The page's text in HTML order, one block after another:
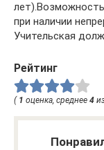
при наличии
Учительская
Рейтинг
( 1 оценка, среднее 4